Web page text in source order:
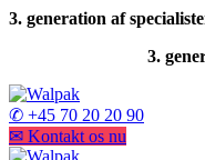
3. generation af
3.
✆ +45 70 20 20 90
✉ Kontakt os nu